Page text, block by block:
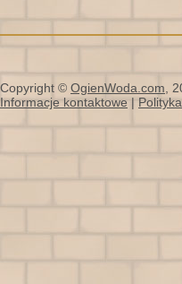
Copyright © OgienWoda.com ,
Informacje kontaktowe |